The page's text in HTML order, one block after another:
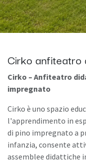
Cirko anfiteatro
Cirko – Anfiteatro
impregnato
Cirko è uno spazio
l'apprendimento in
di pino impregnato a
infanzia, consente
assemblee didattiche